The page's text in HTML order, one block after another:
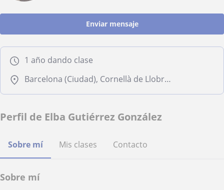
Enviar mensaje
1 año dando clase
Barcelona (Ciudad), Cornellà de Llobregat, Esplugues de Llobregat, Hospitalet de Llobregat
Perfil de Elba Gutiérrez González
Sobre mí Mis clases Contacto
Sobre mí